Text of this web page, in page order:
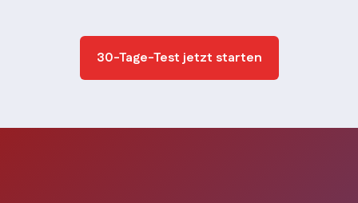
30-Tage-Test jetzt starten